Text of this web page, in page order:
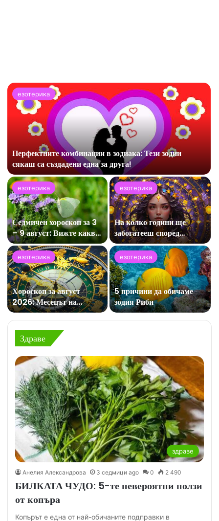
езотерика
Перфектните комбинации в зодиака: Тези зодии
сякаш са създадени една за друга!
езотерика
Седмичен хороскоп за 3
– 9 август: Вижте какво
добро предстои за
вашата зодия!
езотерика
На колко години ще
забогатееш според
зодията?
езотерика
Хороскоп за август
2026: Месецът на
големите обрати!
езотерика
5 причини да обичаме
зодия Риби
Здраве
здраве
Анелия Александрова 3 седмици ago 0 2 490
БИЛКАТА ЧУДО: 5-те невероятни ползи
от копъра
Копърът е една от най-обичаните подправки в